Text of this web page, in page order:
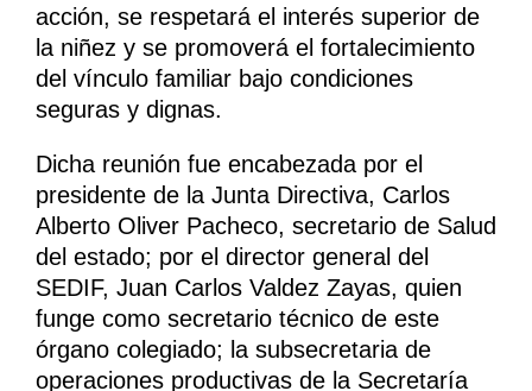
acción, se respetará el interés superior de
la niñez y se promoverá el fortalecimiento
del vínculo familiar bajo condiciones
seguras y dignas.
Dicha reunión fue encabezada por el
presidente de la Junta Directiva, Carlos
Alberto Oliver Pacheco, secretario de Salud
del estado; por el director general del
SEDIF, Juan Carlos Valdez Zayas, quien
funge como secretario técnico de este
órgano colegiado; la subsecretaria de
operaciones productivas de la Secretaría